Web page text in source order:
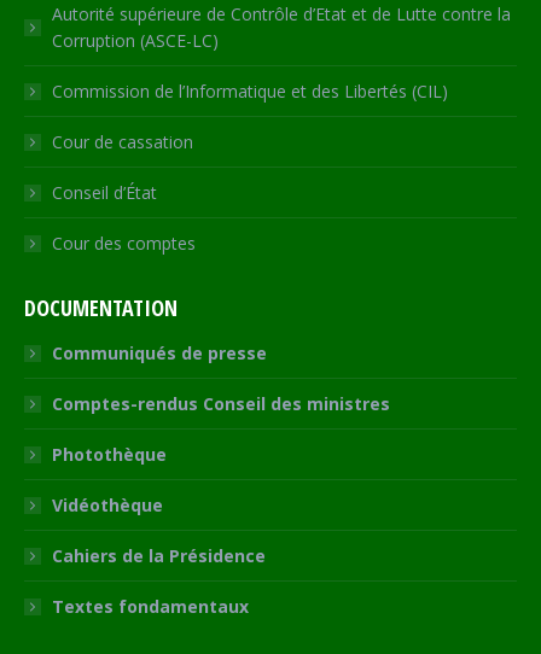
Autorité supérieure de Contrôle d’Etat et de Lutte contre la
Corruption (ASCE-LC)
Commission de l’Informatique et des Libertés (CIL)
Cour de cassation
Conseil d’État
Cour des comptes
DOCUMENTATION
Communiqués de presse
Comptes-rendus Conseil des ministres
Photothèque
Vidéothèque
Cahiers de la Présidence
Textes fondamentaux